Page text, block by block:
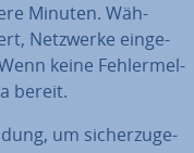
Minuten. Wäh­
Netzwerke ein­ge­
keine Feh­ler­mel­
bereit.
um si­cher­zu­ge­